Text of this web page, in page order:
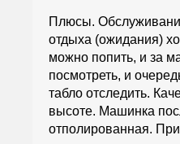
Плюсы.
отдыха (ожидания)
можно попить, и за
посмотреть, и
табло отследить.
высоте. Машинка
отполированная.